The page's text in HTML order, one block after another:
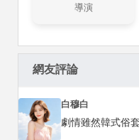
導演
網友評論
白穆白
劇情雖然韓式俗